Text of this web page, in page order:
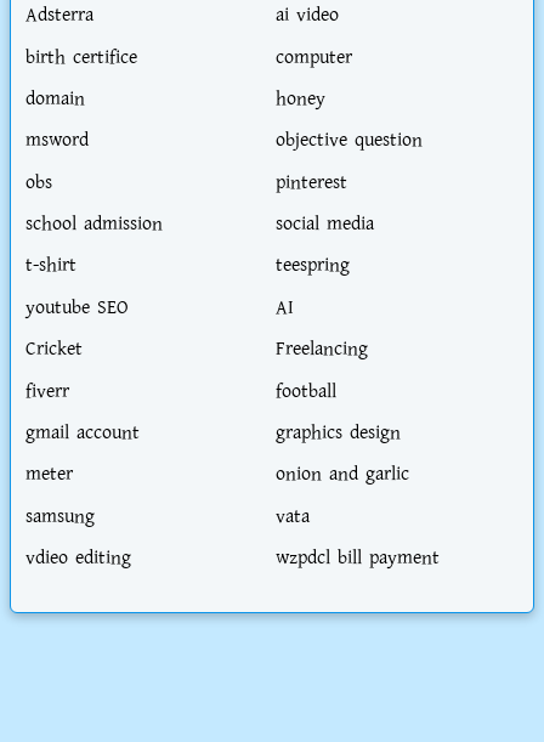
Adsterra
ai video
birth certifice
computer
domain
honey
msword
objective question
obs
pinterest
school admission
social media
t-shirt
teespring
youtube SEO
AI
Cricket
Freelancing
fiverr
football
gmail account
graphics design
meter
onion and garlic
samsung
vata
vdieo editing
wzpdcl bill payment